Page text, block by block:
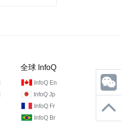
全球 InfoQ
InfoQ En
InfoQ Jp
InfoQ Fr
InfoQ Br